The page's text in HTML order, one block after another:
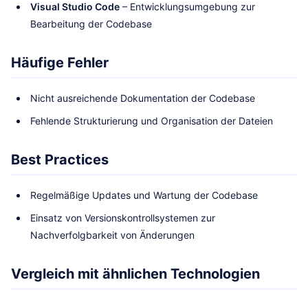
Visual Studio Code – Entwicklungsumgebung zur
Bearbeitung der Codebase
Häufige Fehler
Nicht ausreichende Dokumentation der Codebase
Fehlende Strukturierung und Organisation der Dateien
Best Practices
Regelmäßige Updates und Wartung der Codebase
Einsatz von Versionskontrollsystemen zur
Nachverfolgbarkeit von Änderungen
Vergleich mit ähnlichen Technologien